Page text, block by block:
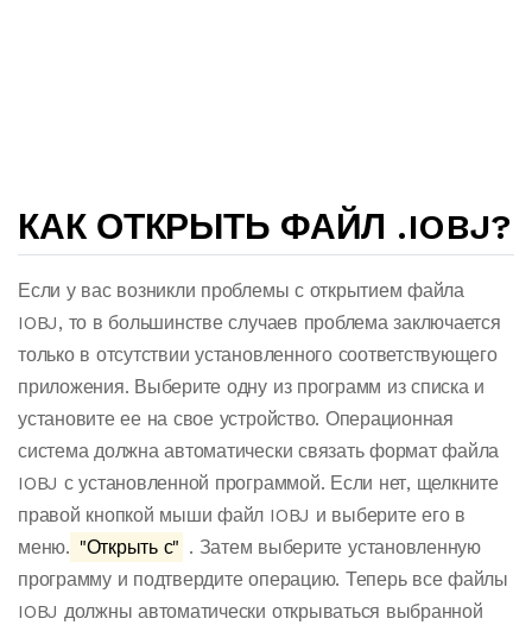
КАК ОТКРЫТЬ ФАЙЛ .IOBJ?
Если у вас возникли проблемы с открытием файла
IOBJ, то в большинстве случаев проблема заключается
только в отсутствии установленного соответствующего
приложения. Выберите одну из программ из списка и
установите ее на свое устройство. Операционная
система должна автоматически связать формат файла
IOBJ с установленной программой. Если нет, щелкните
правой кнопкой мыши файл IOBJ и выберите его в
меню. "Открыть с" . Затем выберите установленную
программу и подтвердите операцию. Теперь все файлы
IOBJ должны автоматически открываться выбранной